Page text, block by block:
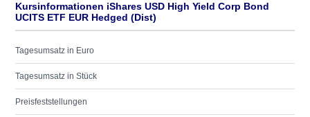
Kursinformationen iShares USD High Yield Corp Bond
UCITS ETF EUR Hedged (Dist)
Tagesumsatz in Euro
Tagesumsatz in Stück
Preisfeststellungen